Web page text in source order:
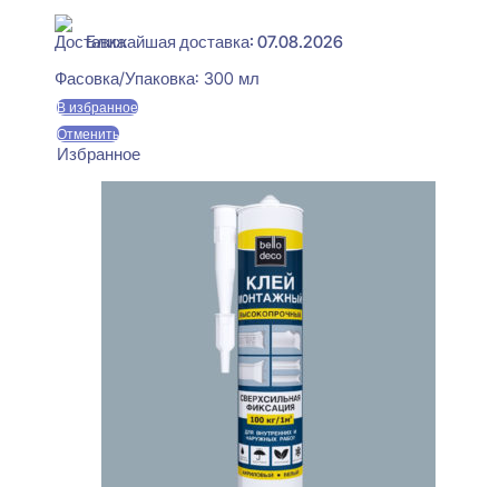
Ближайшая доставка: 07.08.2026
Фасовка/Упаковка: 300 мл
В избранное
Отменить
Избранное